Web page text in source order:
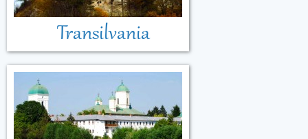
Transilvania